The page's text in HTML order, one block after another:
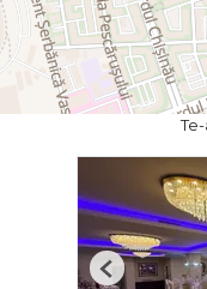
Previous